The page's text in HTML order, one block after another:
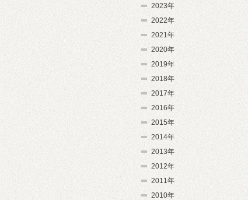
2023年
2022年
2021年
2020年
2019年
2018年
2017年
2016年
2015年
2014年
2013年
2012年
2011年
2010年